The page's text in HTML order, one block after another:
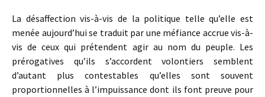
La désaffection vis-à-vis de la politique telle qu’elle est
menée aujourd’hui se traduit par une méfiance accrue vis-à-
vis de ceux qui prétendent agir au nom du peuple. Les
prérogatives qu’ils s’accordent volontiers semblent
d’autant plus contestables qu’elles sont souvent
proportionnelles à l’impuissance dont ils font preuve pour